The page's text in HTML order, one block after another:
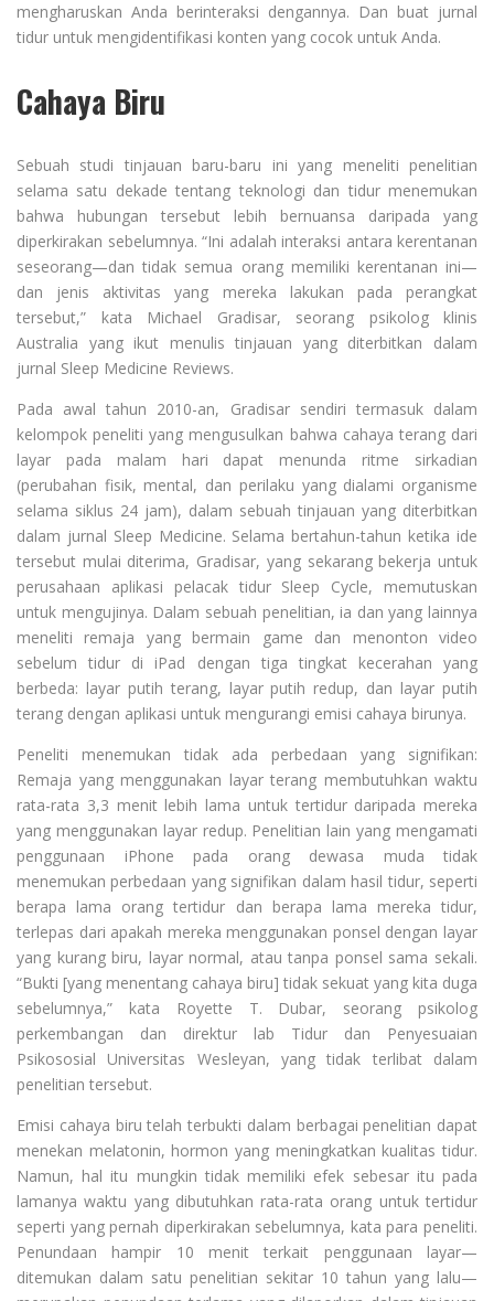
mengharuskan Anda berinteraksi dengannya. Dan buat jurnal
tidur untuk mengidentifikasi konten yang cocok untuk Anda.
Cahaya Biru
Sebuah studi tinjauan baru-baru ini yang meneliti penelitian
selama satu dekade tentang teknologi dan tidur menemukan
bahwa hubungan tersebut lebih bernuansa daripada yang
diperkirakan sebelumnya. “Ini adalah interaksi antara kerentanan
seseorang—dan tidak semua orang memiliki kerentanan ini—
dan jenis aktivitas yang mereka lakukan pada perangkat
tersebut,” kata Michael Gradisar, seorang psikolog klinis
Australia yang ikut menulis tinjauan yang diterbitkan dalam
jurnal Sleep Medicine Reviews.
Pada awal tahun 2010-an, Gradisar sendiri termasuk dalam
kelompok peneliti yang mengusulkan bahwa cahaya terang dari
layar pada malam hari dapat menunda ritme sirkadian
(perubahan fisik, mental, dan perilaku yang dialami organisme
selama siklus 24 jam), dalam sebuah tinjauan yang diterbitkan
dalam jurnal Sleep Medicine. Selama bertahun-tahun ketika ide
tersebut mulai diterima, Gradisar, yang sekarang bekerja untuk
perusahaan aplikasi pelacak tidur Sleep Cycle, memutuskan
untuk mengujinya. Dalam sebuah penelitian, ia dan yang lainnya
meneliti remaja yang bermain game dan menonton video
sebelum tidur di iPad dengan tiga tingkat kecerahan yang
berbeda: layar putih terang, layar putih redup, dan layar putih
terang dengan aplikasi untuk mengurangi emisi cahaya birunya.
Peneliti menemukan tidak ada perbedaan yang signifikan:
Remaja yang menggunakan layar terang membutuhkan waktu
rata-rata 3,3 menit lebih lama untuk tertidur daripada mereka
yang menggunakan layar redup. Penelitian lain yang mengamati
penggunaan iPhone pada orang dewasa muda tidak
menemukan perbedaan yang signifikan dalam hasil tidur, seperti
berapa lama orang tertidur dan berapa lama mereka tidur,
terlepas dari apakah mereka menggunakan ponsel dengan layar
yang kurang biru, layar normal, atau tanpa ponsel sama sekali.
“Bukti [yang menentang cahaya biru] tidak sekuat yang kita duga
sebelumnya,” kata Royette T. Dubar, seorang psikolog
perkembangan dan direktur lab Tidur dan Penyesuaian
Psikososial Universitas Wesleyan, yang tidak terlibat dalam
penelitian tersebut.
Emisi cahaya biru telah terbukti dalam berbagai penelitian dapat
menekan melatonin, hormon yang meningkatkan kualitas tidur.
Namun, hal itu mungkin tidak memiliki efek sebesar itu pada
lamanya waktu yang dibutuhkan rata-rata orang untuk tertidur
seperti yang pernah diperkirakan sebelumnya, kata para peneliti.
Penundaan hampir 10 menit terkait penggunaan layar—
ditemukan dalam satu penelitian sekitar 10 tahun yang lalu—